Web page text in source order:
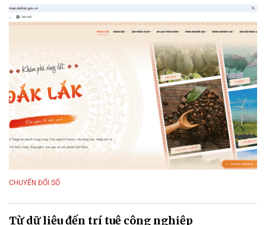
CHUYỂN ĐỔI SỐ
Từ dữ liệu đến trí tuệ công nghiệp